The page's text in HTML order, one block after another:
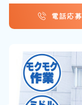
電話応募